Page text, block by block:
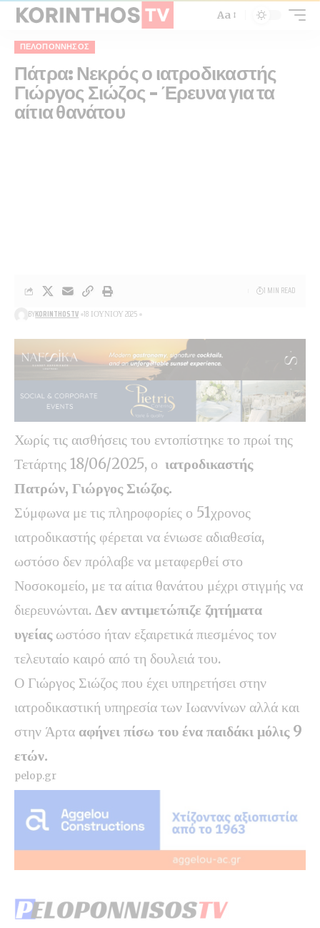
Aa
ΠΕΛΟΠΌΝΝΗΣΟΣ
Πάτρα: Νεκρός ο ιατροδικαστής
Γιώργος Σιώζος – Έρευνα για τα
αίτια θανάτου
BYKORINTHOSTV 18 ΙΟΥΝΊΟΥ 2025
1 MIN READ
Χωρίς τις αισθήσεις του εντοπίστηκε το πρωί της
Τετάρτης 18/06/2025, ο ιατροδικαστής
Πατρών, Γιώργος Σιώζος.
Σύμφωνα με τις πληροφορίες ο 51χρονος
ιατροδικαστής φέρεται να ένιωσε αδιαθεσία,
ωστόσο δεν πρόλαβε να μεταφερθεί στο
Νοσοκομείο, με τα αίτια θανάτου μέχρι στιγμής να
διερευνώνται. Δεν αντιμετώπιζε ζητήματα
υγείας ωστόσο ήταν εξαιρετικά πιεσμένος τον
τελευταίο καιρό από τη δουλειά του.
Ο Γιώργος Σιώζος που έχει υπηρετήσει στην
ιατροδικαστική υπηρεσία των Ιωαννίνων αλλά και
στην Άρτα αφήνει πίσω του ένα παιδάκι μόλις 9
ετών.
pelop.gr